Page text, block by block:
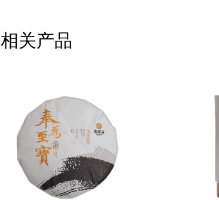
相关产品